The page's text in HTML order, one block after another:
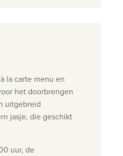
la carte menu en
het doorbrengen
uitgebreid
jasje, die geschikt
uur, de